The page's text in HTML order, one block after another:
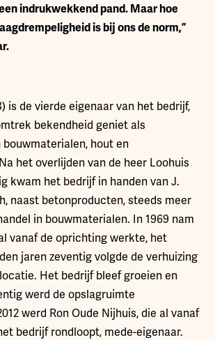
indrukwekkend pand. Maar hoe
is bij ons de norm,”
is de vierde eigenaar van het bedrijf,
bekendheid geniet als
hout en
het overlijden van de heer Loohuis
kwam het bedrijf in handen van J.
naast betonproducten, steeds meer
in bouwmaterialen. In 1969 nam
vanaf de oprichting werkte, het
jaren zeventig volgde de verhuizing
Het bedrijf bleef groeien en
werd de opslagruimte
werd Ron Oude Nijhuis, die al vanaf
bedrijf rondloopt, mede-eigenaar.